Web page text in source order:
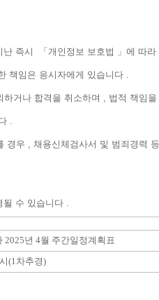
즉시 「개인정보 보호법 」에 따라
책임은 응시자에게 있습니다 .
거나 합격을 취소하며 , 법적 책임
.
경우 , 채용신체검사서 및 범죄경
될 수 있습니다 .
2025년 4월 주간일정계획표
(1차추경)